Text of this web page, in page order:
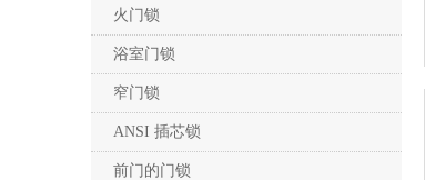
火门锁
浴室门锁
窄门锁
ANSI 插芯锁
前门的门锁